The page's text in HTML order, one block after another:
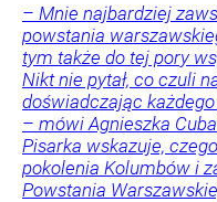
– Mnie najbardziej
powstania
tym także do tej pory
Nikt nie pytał, co czuli
doświadczając
– mówi Agnieszka
Pisarka wskazuje,
pokolenia Kolumbów i
Powstania